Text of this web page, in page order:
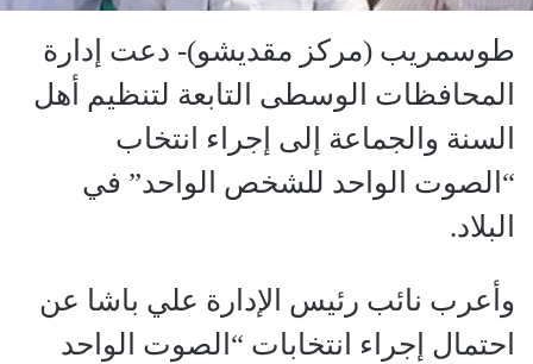
طوسمريب (مركز مقديشو)- دعت إدارة
المحافظات الوسطى التابعة لتنظيم أهل
السنة والجماعة إلى إجراء انتخاب
“الصوت الواحد للشخص الواحد” في
البلاد.
وأعرب نائب رئيس الإدارة علي باشا عن
احتمال إجراء انتخابات “الصوت الواحد